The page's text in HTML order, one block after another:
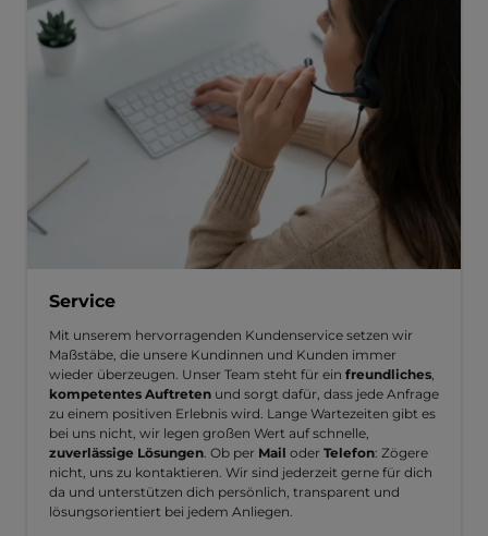
Service
Mit unserem hervorragenden Kundenservice setzen wir
Maßstäbe, die unsere Kundinnen und Kunden immer
wieder überzeugen. Unser Team steht für ein freundliches
kompetentes Auftreten und sorgt dafür, dass jede Anfrage
zu einem positiven Erlebnis wird. Lange Wartezeiten gibt es
bei uns nicht, wir legen großen Wert auf schnelle,
zuverlässige Lösungen . Ob per Mail oder Telefon: Zögere
nicht, uns zu kontaktieren. Wir sind jederzeit gerne für dich
da und unterstützen dich persönlich, transparent und
lösungsorientiert bei jedem Anliegen.